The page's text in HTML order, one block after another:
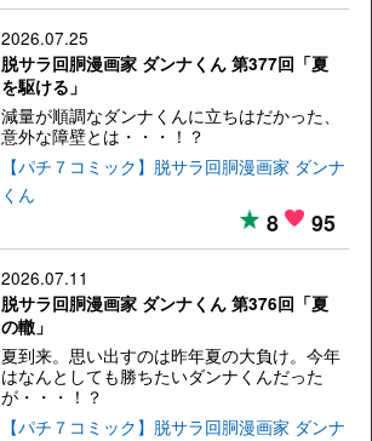
2026.07.25
脱サラ回胴漫画家 ダンナくん 第377回「夏
を駆ける」
減量が順調なダンナくんに立ちはだかった、
意外な障壁とは・・・！？
【パチ７コミック】脱サラ回胴漫画家 ダンナ
くん
8 95
2026.07.11
脱サラ回胴漫画家 ダンナくん 第376回「夏
の轍」
夏到来。思い出すのは昨年夏の大負け。今年
はなんとしても勝ちたいダンナくんだった
が・・・！？
【パチ７コミック】脱サラ回胴漫画家 ダンナ